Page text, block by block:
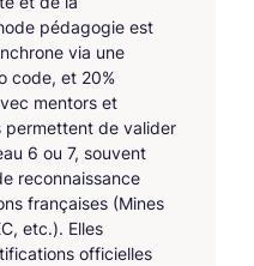
pédagogie est
via une
code, et 20%
mentors et
permettent de valider
6 ou 7, souvent
reconnaissance
françaises (Mines
etc.). Elles
officielles